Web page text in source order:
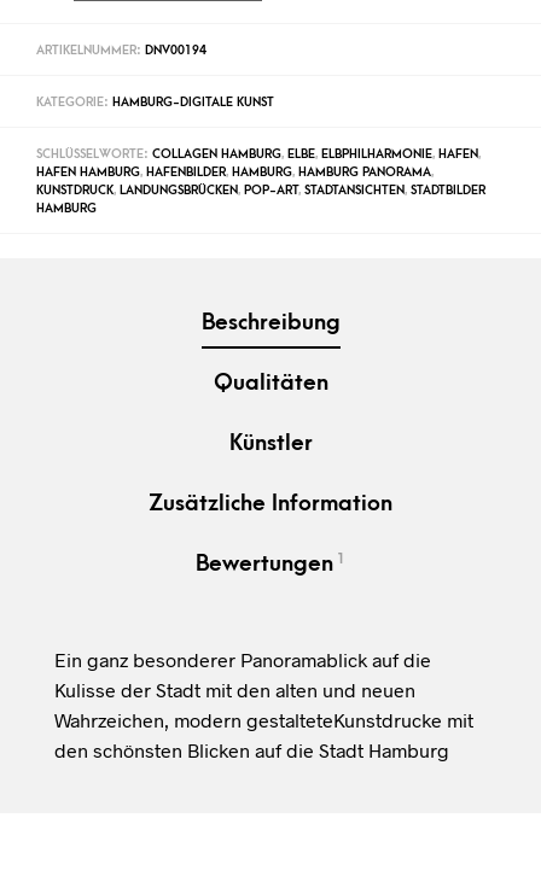
ARTIKELNUMMER: DNV00194
KATEGORIE: HAMBURG-DIGITALE KUNST
SCHLÜSSELWORTE: COLLAGEN HAMBURG, ELBE, ELBPHILHARMONIE, HAFEN,
HAFEN HAMBURG, HAFENBILDER, HAMBURG, HAMBURG PANORAMA,
KUNSTDRUCK, LANDUNGSBRÜCKEN, POP-ART, STADTANSICHTEN, STADTBILDER
HAMBURG
Beschreibung
Qualitäten
Künstler
Zusätzliche Information
Bewertungen 1
Ein ganz besonderer Panoramablick auf die
Kulisse der Stadt mit den alten und neuen
Wahrzeichen, modern gestalteteKunstdrucke mit
den schönsten Blicken auf die Stadt Hamburg